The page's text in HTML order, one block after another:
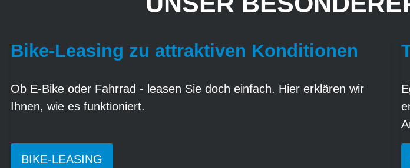
Bike-Leasing zu attraktiven Konditionen
Ob E-Bike oder Fahrrad - leasen Sie doch einfach. Hier erklären wir
Ihnen, wie es funktioniert.
BIKE-LEASING